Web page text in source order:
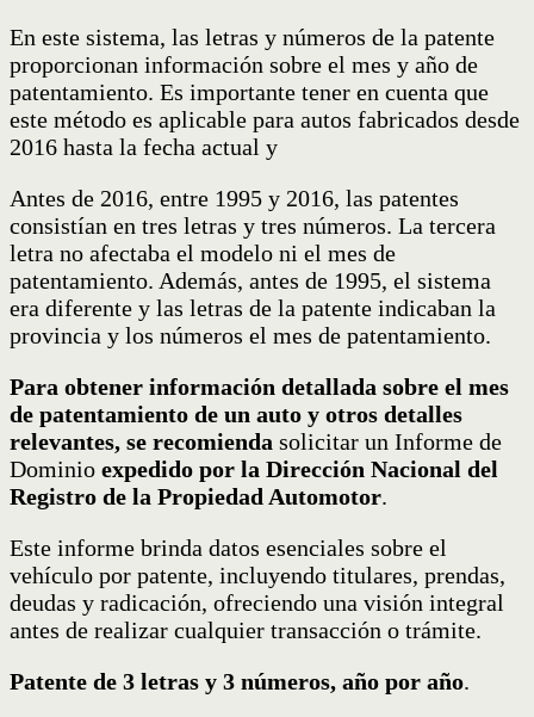
En este sistema, las letras y números de la patente
proporcionan información sobre el mes y año de
patentamiento. Es importante tener en cuenta que
este método es aplicable para autos fabricados desde
2016 hasta la fecha actual y
Antes de 2016, entre 1995 y 2016, las patentes
consistían en tres letras y tres números. La tercera
letra no afectaba el modelo ni el mes de
patentamiento. Además, antes de 1995, el sistema
era diferente y las letras de la patente indicaban la
provincia y los números el mes de patentamiento.
Para obtener información detallada sobre el mes
de patentamiento de un auto y otros detalles
relevantes, se recomienda solicitar un Informe de
Dominio expedido por la Dirección Nacional del
Registro de la Propiedad Automotor.
Este informe brinda datos esenciales sobre el
vehículo por patente, incluyendo titulares, prendas,
deudas y radicación, ofreciendo una visión integral
antes de realizar cualquier transacción o trámite.
Patente de 3 letras y 3 números, año por año.